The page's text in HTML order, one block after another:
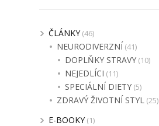
ČLÁNKY(46)
NEURODIVERZNÍ (41)
DOPLŇKY STRAVY (10)
NEJEDLÍCI (11)
SPECIÁLNÍ DIETY (5)
ZDRAVÝ ŽIVOTNÍ STYL (25)
E-BOOKY(1)